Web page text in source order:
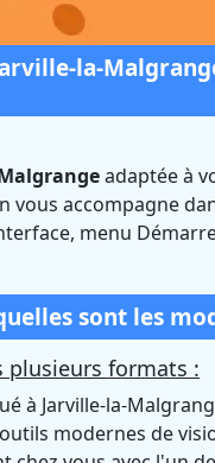
11 à
et-
et éligible CPF
la-
adaptée à
accompagne
menu
sont les
plusieurs formats :
à Jarville-la-
modernes de